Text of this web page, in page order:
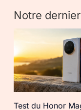
Notre
Test du Honor